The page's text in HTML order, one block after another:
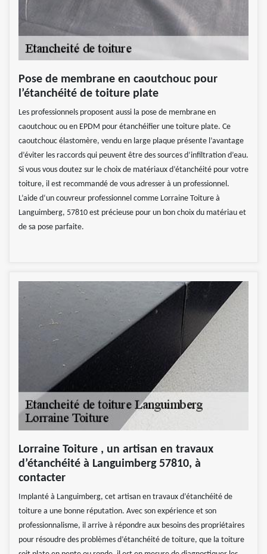
Pose de membrane en caoutchouc pour
l’étanchéité de toiture plate
Les professionnels proposent aussi la pose de membrane en
caoutchouc ou en EPDM pour étanchéifier une toiture plate. Ce
caoutchouc élastomère, vendu en large plaque présente l’avantage
d’éviter les raccords qui peuvent être des sources d’infiltration d’eau.
Si vous vous doutez sur le choix de matériaux d’étanchéité pour votre
toiture, il est recommandé de vous adresser à un professionnel.
L’aide d‘un couvreur professionnel comme Lorraine Toiture à
Languimberg, 57810 est précieuse pour un bon choix du matériau et
de sa pose parfaite.
Lorraine Toiture , un artisan en travaux
d’étanchéité à Languimberg 57810, à
contacter
Implanté à Languimberg, cet artisan en travaux d’étanchéité de
toiture a une bonne réputation. Avec son expérience et son
professionnalisme, il arrive à répondre aux besoins des propriétaires
pour résoudre des problèmes d’étanchéité de toiture, que la toiture